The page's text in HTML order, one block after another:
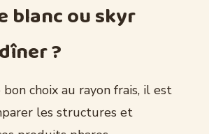
blanc ou skyr
?
choix au rayon frais, il est
les structures et